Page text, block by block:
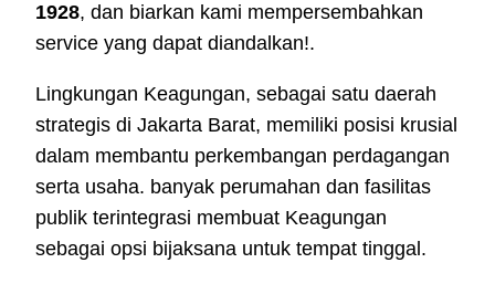
1928, dan biarkan kami mempersembahkan
service yang dapat diandalkan!.
Lingkungan Keagungan, sebagai satu daerah
strategis di Jakarta Barat, memiliki posisi krusial
dalam membantu perkembangan perdagangan
serta usaha. banyak perumahan dan fasilitas
publik terintegrasi membuat Keagungan
sebagai opsi bijaksana untuk tempat tinggal.